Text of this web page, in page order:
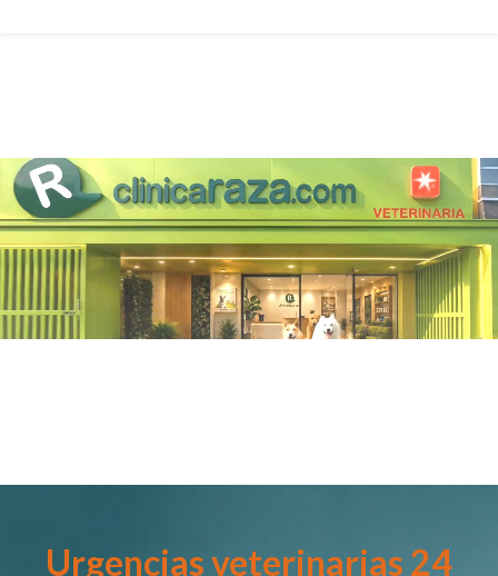
Urgencias veterinarias 24